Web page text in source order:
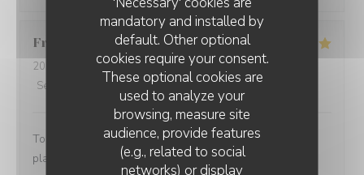
mandatory and installed by
default. Other optional
cookies require your consent.
These optional cookies are
used to analyze your
browsing, measure site
audience, provide features
(e.g., related to social
networks) or display
Franck
2026-08-07
- 13:00 - Guests 2
Service
Ambiance: 5 /5 Food:5/5 Value :5
Toujours excellent chez Pierre et son équipe, très bons
plats, cadre magnifique, service au top !!!!